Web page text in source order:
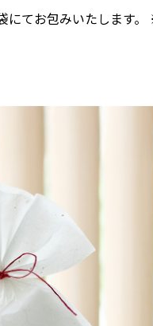
にてお包みいたします